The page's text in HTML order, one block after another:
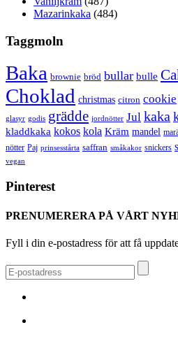
Mazarinkaka (484)
Taggmoln
Baka brownie bröd bullar bulle
Choklad christmas citron cookie
glasyr godis grädde jordnötter Jul kaka
kladdkaka kokos kola Kräm mandel
nötter Paj prinsesstårta saffran småkakor snickers
vegan
Pinterest
PRENUMERERA PÅ VÅRT
Fyll i din e-postadress för att få